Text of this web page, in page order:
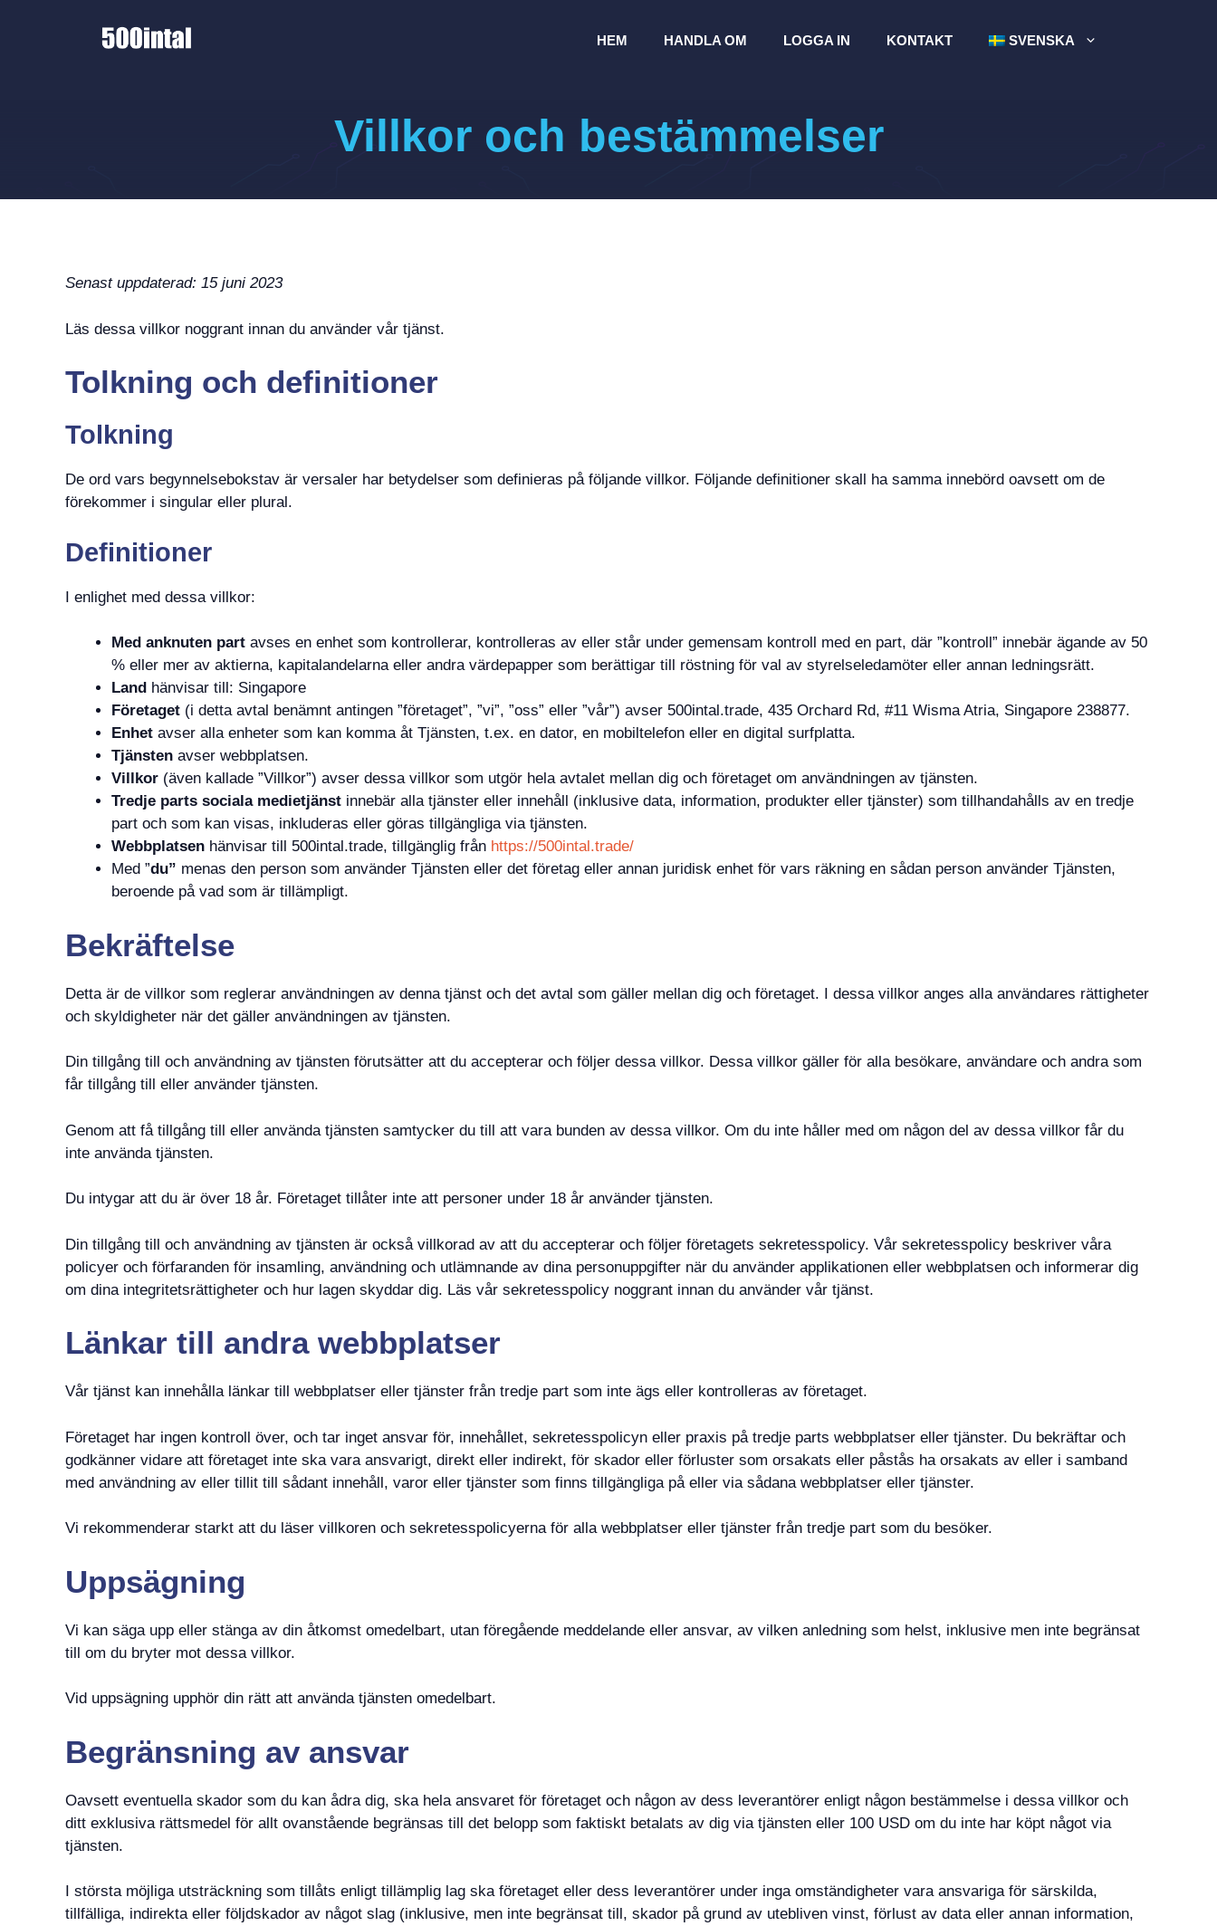
HEM HANDLA OM LOGGA IN KONTAKT SVENSKA
Villkor och bestämmelser
Senast uppdaterad: 15 juni 2023
Läs dessa villkor noggrant innan du använder vår tjänst.
Tolkning och definitioner
Tolkning
De ord vars begynnelsebokstav är versaler har betydelser som definieras på följande villkor. Följande definitioner skall ha samma innebörd oavsett om de
förekommer i singular eller plural.
Definitioner
I enlighet med dessa villkor:
Med anknuten part avses en enhet som kontrollerar, kontrolleras av eller står under gemensam kontroll med en part, där ”kontroll” innebär ägande av 50
% eller mer av aktierna, kapitalandelarna eller andra värdepapper som berättigar till röstning för val av styrelseledamöter eller annan ledningsrätt.
Land hänvisar till: Singapore
Företaget (i detta avtal benämnt antingen ”företaget”, ”vi”, ”oss” eller ”vår”) avser 500intal.trade, 435 Orchard Rd, #11 Wisma Atria, Singapore 238877.
Enhet avser alla enheter som kan komma åt Tjänsten, t.ex. en dator, en mobiltelefon eller en digital surfplatta.
Tjänsten avser webbplatsen.
Villkor (även kallade ”Villkor”) avser dessa villkor som utgör hela avtalet mellan dig och företaget om användningen av tjänsten.
Tredje parts sociala medietjänst innebär alla tjänster eller innehåll (inklusive data, information, produkter eller tjänster) som tillhandahålls av en tredje
part och som kan visas, inkluderas eller göras tillgängliga via tjänsten.
Webbplatsen hänvisar till 500intal.trade, tillgänglig från https://500intal.trade/
Med ”du” menas den person som använder Tjänsten eller det företag eller annan juridisk enhet för vars räkning en sådan person använder Tjänsten,
beroende på vad som är tillämpligt.
Bekräftelse
Detta är de villkor som reglerar användningen av denna tjänst och det avtal som gäller mellan dig och företaget. I dessa villkor anges alla användares rättigheter
och skyldigheter när det gäller användningen av tjänsten.
Din tillgång till och användning av tjänsten förutsätter att du accepterar och följer dessa villkor. Dessa villkor gäller för alla besökare, användare och andra som
får tillgång till eller använder tjänsten.
Genom att få tillgång till eller använda tjänsten samtycker du till att vara bunden av dessa villkor. Om du inte håller med om någon del av dessa villkor får du
inte använda tjänsten.
Du intygar att du är över 18 år. Företaget tillåter inte att personer under 18 år använder tjänsten.
Din tillgång till och användning av tjänsten är också villkorad av att du accepterar och följer företagets sekretesspolicy. Vår sekretesspolicy beskriver våra
policyer och förfaranden för insamling, användning och utlämnande av dina personuppgifter när du använder applikationen eller webbplatsen och informerar dig
om dina integritetsrättigheter och hur lagen skyddar dig. Läs vår sekretesspolicy noggrant innan du använder vår tjänst.
Länkar till andra webbplatser
Vår tjänst kan innehålla länkar till webbplatser eller tjänster från tredje part som inte ägs eller kontrolleras av företaget.
Företaget har ingen kontroll över, och tar inget ansvar för, innehållet, sekretesspolicyn eller praxis på tredje parts webbplatser eller tjänster. Du bekräftar och
godkänner vidare att företaget inte ska vara ansvarigt, direkt eller indirekt, för skador eller förluster som orsakats eller påstås ha orsakats av eller i samband
med användning av eller tillit till sådant innehåll, varor eller tjänster som finns tillgängliga på eller via sådana webbplatser eller tjänster.
Vi rekommenderar starkt att du läser villkoren och sekretesspolicyerna för alla webbplatser eller tjänster från tredje part som du besöker.
Uppsägning
Vi kan säga upp eller stänga av din åtkomst omedelbart, utan föregående meddelande eller ansvar, av vilken anledning som helst, inklusive men inte begränsat
till om du bryter mot dessa villkor.
Vid uppsägning upphör din rätt att använda tjänsten omedelbart.
Begränsning av ansvar
Oavsett eventuella skador som du kan ådra dig, ska hela ansvaret för företaget och någon av dess leverantörer enligt någon bestämmelse i dessa villkor och
ditt exklusiva rättsmedel för allt ovanstående begränsas till det belopp som faktiskt betalats av dig via tjänsten eller 100 USD om du inte har köpt något via
tjänsten.
I största möjliga utsträckning som tillåts enligt tillämplig lag ska företaget eller dess leverantörer under inga omständigheter vara ansvariga för särskilda,
tillfälliga, indirekta eller följdskador av något slag (inklusive, men inte begränsat till, skador på grund av utebliven vinst, förlust av data eller annan information,